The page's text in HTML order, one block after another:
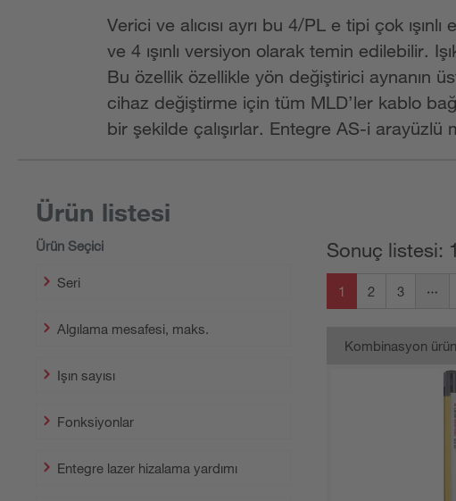
Verici ve alıcısı ayrı bu 4/PL e tipi çok
ve 4 ışınlı versiyon olarak temin edilebilir.
Bu özellik özellikle yön değiştirici aynanın
cihaz değiştirme için tüm MLD’ler kablo
bir şekilde çalışırlar. Entegre AS-i arayüzlü
Ürün listesi
Ürün Seçici
Seri
Algılama mesafesi, maks.
Işın sayısı
Fonksiyonlar
Entegre lazer hizalama yardımı
Sonuç listesi:
1 2 3
Kombinasyon